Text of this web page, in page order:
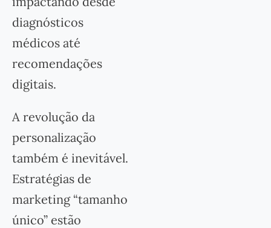
diagnósticos
médicos até
recomendações
digitais.
A revolução da
personalização
também é inevitável.
Estratégias de
marketing “tamanho
único” estão